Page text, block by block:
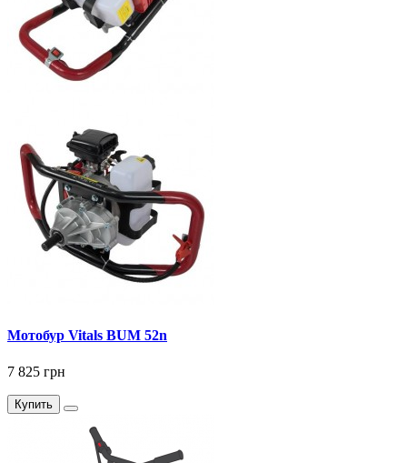
Мотобур Vitals BUM 52n
7 825 грн
Купить